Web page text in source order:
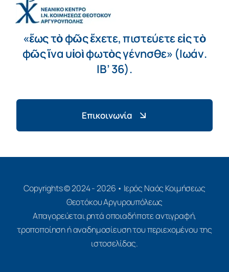
«ἕως τὸ φῶς ἔχετε, πιστεύετε εἰς τὸ
φῶς ἵνα υἱοὶ φωτὸς γένησθε» (Ιωάν.
ΙΒ’ 36).
Επικοινωνία
Copyrights © 2024 - 2026 • Ιερός Ναός Κοιμήσεως
Θεοτόκου Αργυρουπόλεως
Απαγορεύεται ρητά οποιαδήποτε αντιγραφή,
τροποποίηση ή αναδημοσίευση του περιεχομένου της
ιστοσελίδας.